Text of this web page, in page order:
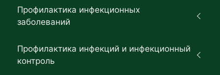
Профилактика инфекционных
заболеваний
Профилактика инфекций и инфекционный
контроль